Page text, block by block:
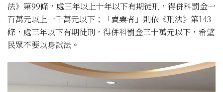
法》第99條，處三年以上十年以下有期徒刑，得併科罰金一
百萬元以上一千萬元以下；「賣票者」則依《刑法》第143
條，處三年以下有期徒刑，得併科罰金三十萬元以下，希望
民眾不要以身試法。